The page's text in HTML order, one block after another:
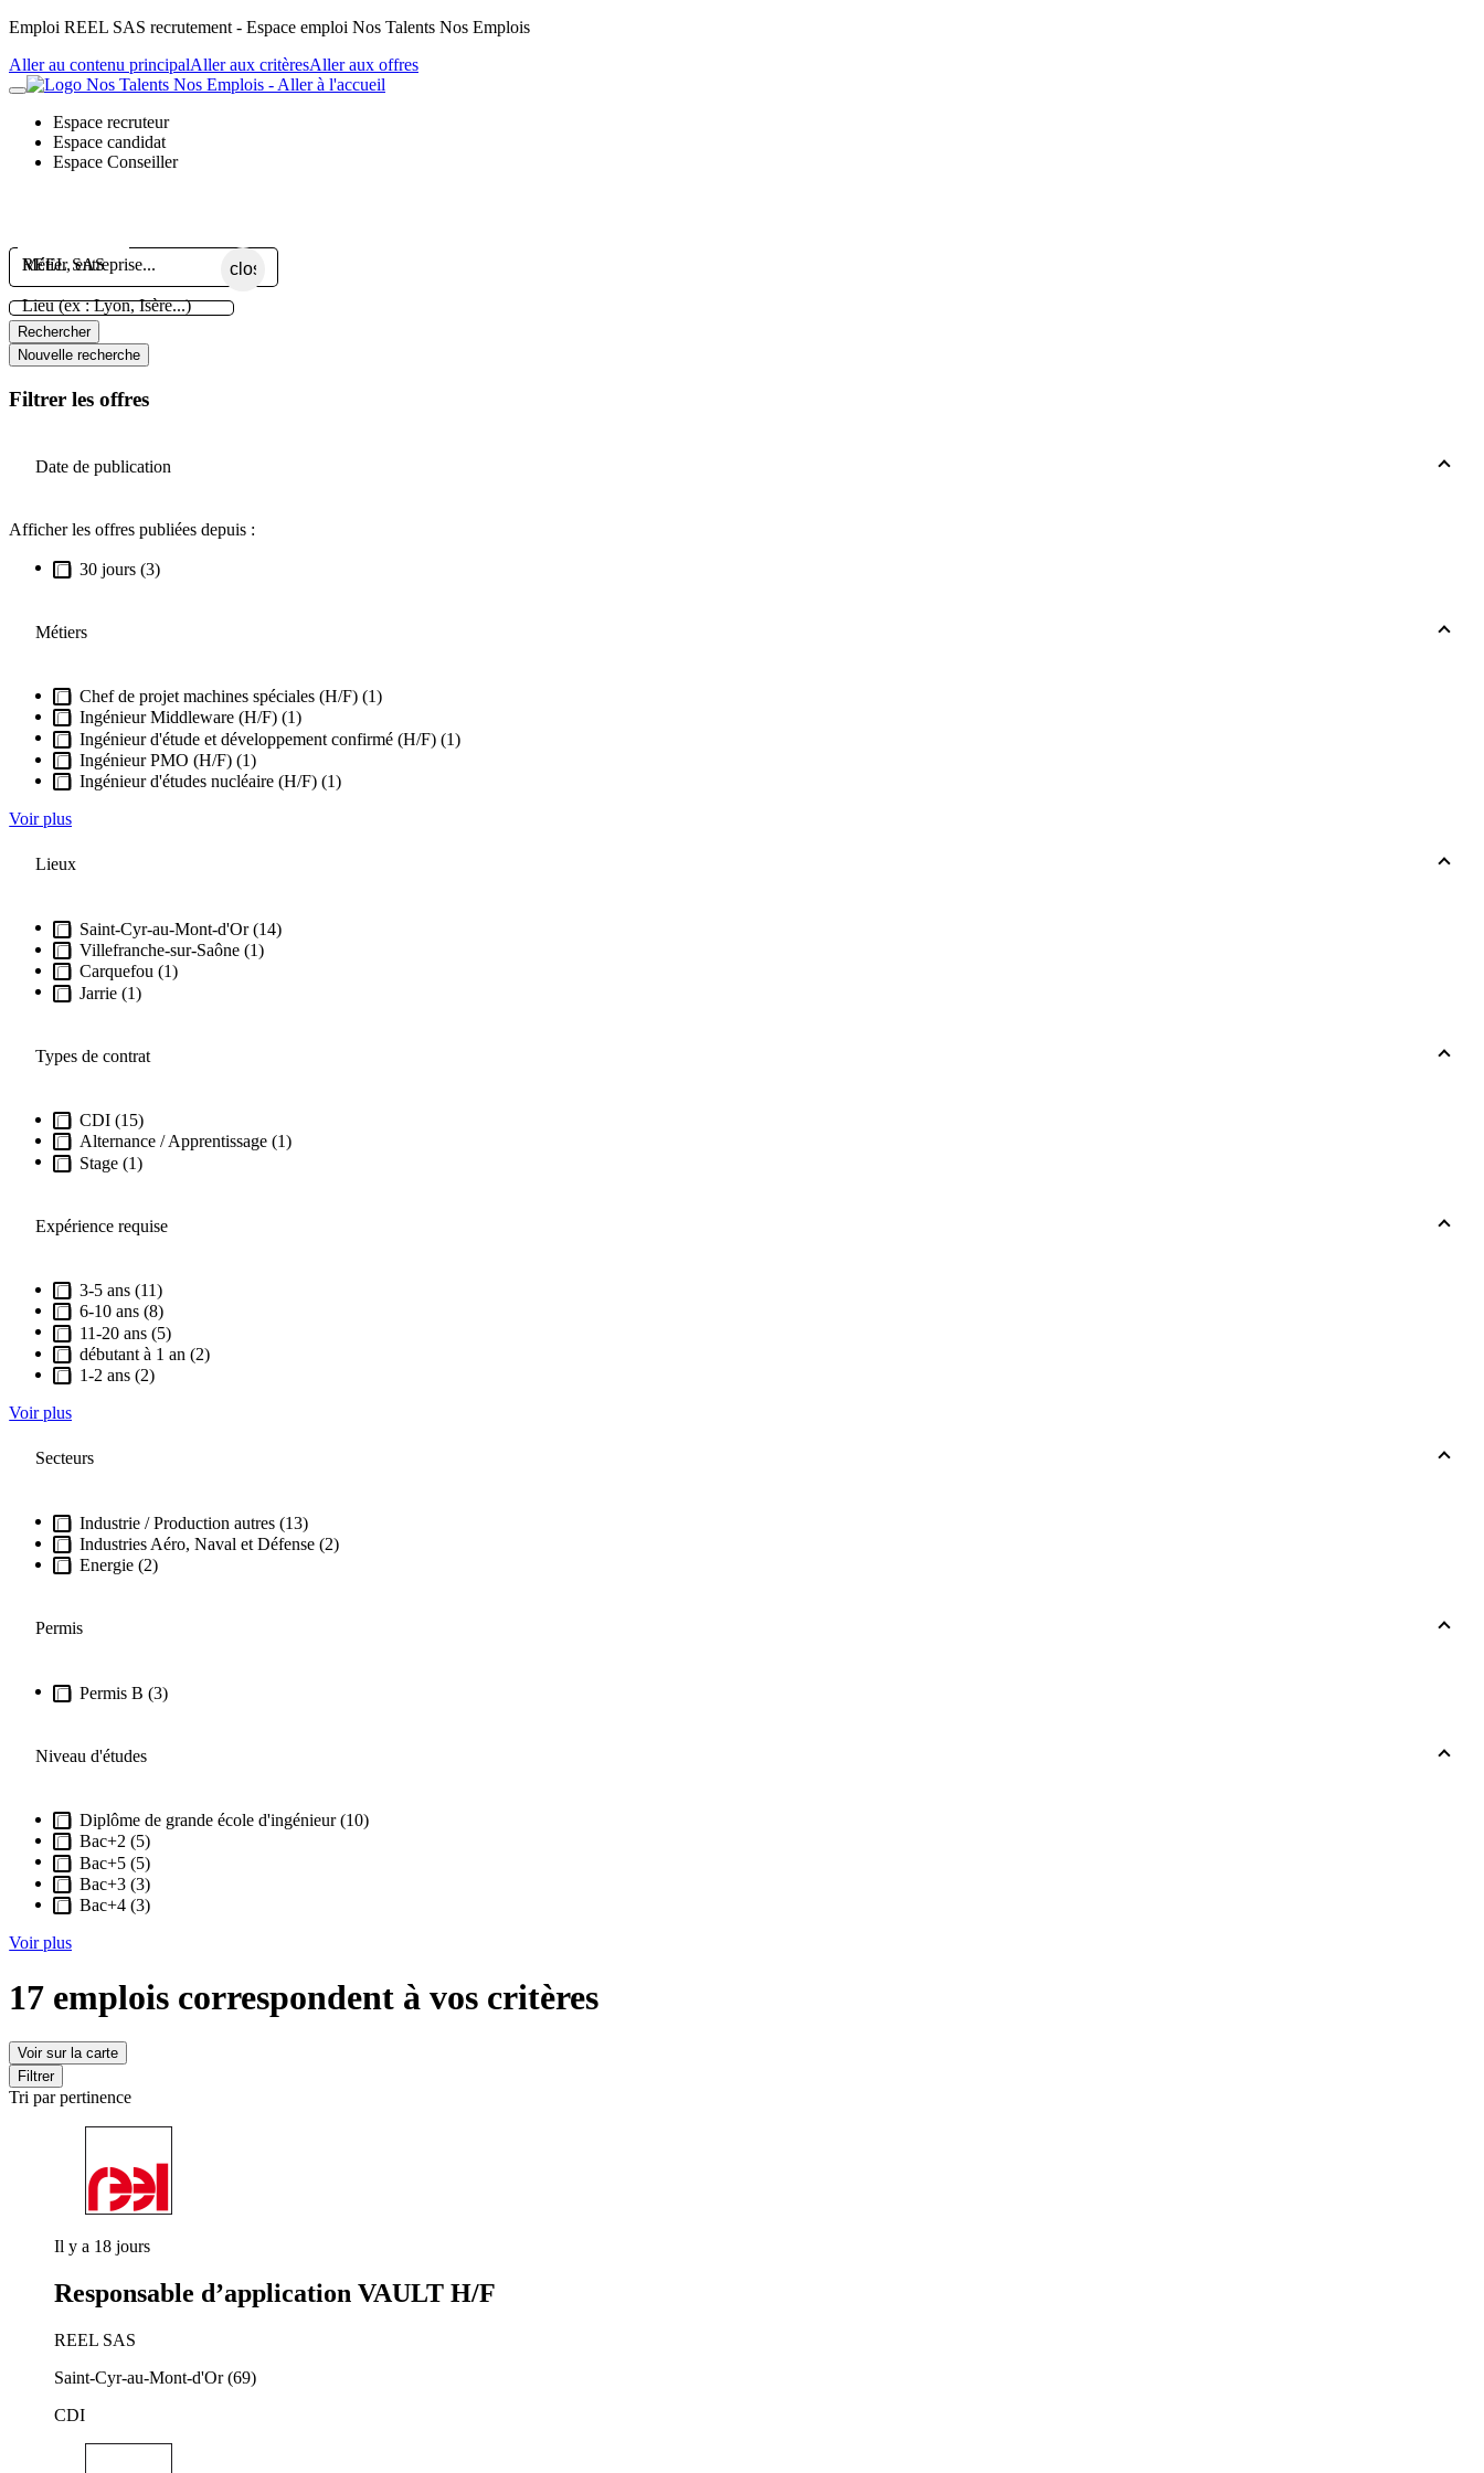
Emploi REEL SAS recrutement - Espace emploi Nos Talents Nos Emplois
Aller au contenu principalAller aux critèresAller aux offres
Espace recruteur
Espace candidat
Espace Conseiller
Métier, entreprise...
close
Lieu (ex : Lyon, Isère...)
Rechercher
Nouvelle recherche
Filtrer les offres
Date de publication
Afficher les offres publiées depuis :
30 jours (3)
Métiers
Chef de projet machines spéciales (H/F) (1)
Ingénieur Middleware (H/F) (1)
Ingénieur d'étude et développement confirmé (H/F) (1)
Ingénieur PMO (H/F) (1)
Ingénieur d'études nucléaire (H/F) (1)
Voir plus
Lieux
Saint-Cyr-au-Mont-d'Or (14)
Villefranche-sur-Saône (1)
Carquefou (1)
Jarrie (1)
Types de contrat
CDI (15)
Alternance / Apprentissage (1)
Stage (1)
Expérience requise
3-5 ans (11)
6-10 ans (8)
11-20 ans (5)
débutant à 1 an (2)
1-2 ans (2)
Voir plus
Secteurs
Industrie / Production autres (13)
Industries Aéro, Naval et Défense (2)
Energie (2)
Permis
Permis B (3)
Niveau d'études
Diplôme de grande école d'ingénieur (10)
Bac+2 (5)
Bac+5 (5)
Bac+3 (3)
Bac+4 (3)
Voir plus
17 emplois correspondent à vos critères
Voir sur la carte
Filtrer
Tri par pertinence
Il y a 18 jours
Responsable d’application VAULT H/F
REEL SAS
Saint-Cyr-au-Mont-d'Or (69)
CDI